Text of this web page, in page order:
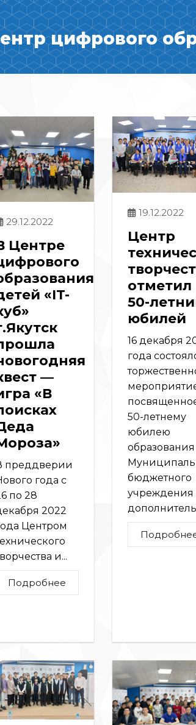
цифрового
29.12.2022
Центре
«IT-
—
«В
преддверии
года с
по 28
2022
Центром
и...
Подробнее
19.12.2022
Центр
отметил
50-
юбилей
16 декабря
года
50-летнему
юбилею
образования
бюджетного
учреждения